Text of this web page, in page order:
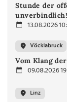
Stunde der
unverbindlich!
13.08.2026
Vöcklabruck
Vom Klang
09.08.2026
Linz